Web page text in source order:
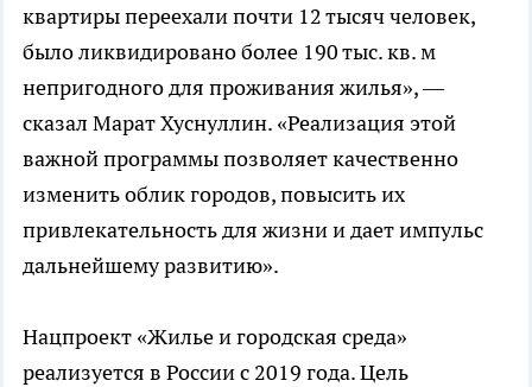
квартиры переехали почти 12 тысяч человек,
было ликвидировано более 190 тыс. кв. м
непригодного для проживания жилья», —
сказал Марат Хуснуллин. «Реализация этой
важной программы позволяет качественно
изменить облик городов, повысить их
привлекательность для жизни и дает импульс
дальнейшему развитию».
Нацпроект «Жилье и городская среда»
реализуется в России с 2019 года. Цель